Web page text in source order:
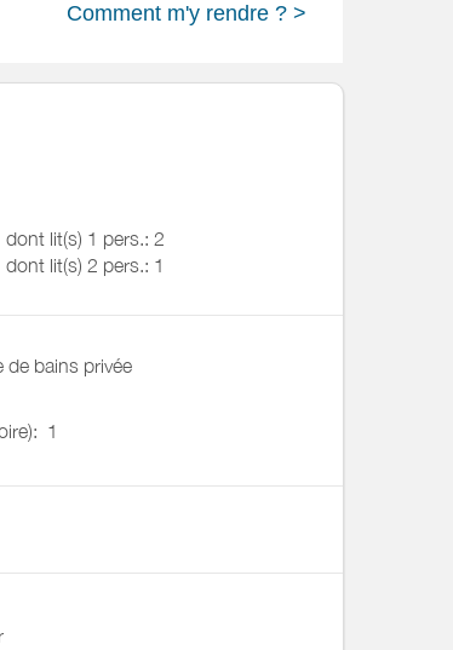
Comment m'y rendre ? >
dont lit(s) 1 pers.: 2
dont lit(s) 2 pers.: 1
de bains privée
1